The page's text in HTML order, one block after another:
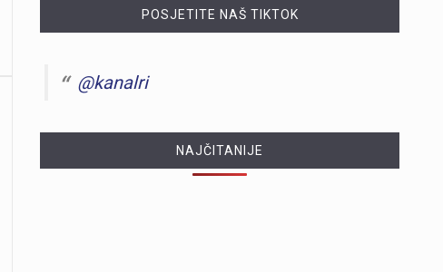
POSJETITE NAŠ TIKTOK
@kanalri
NAJČITANIJE